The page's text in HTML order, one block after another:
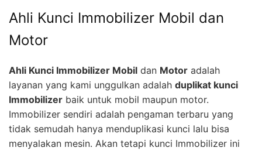
Ahli Kunci Immobilizer Mobil dan
Motor
Ahli Kunci Immobilizer Mobil dan Motor adalah
layanan yang kami unggulkan adalah duplikat kunci
Immobilizer baik untuk mobil maupun motor.
Immobilizer sendiri adalah pengaman terbaru yang
tidak semudah hanya menduplikasi kunci lalu bisa
menyalakan mesin. Akan tetapi kunci Immobilizer ini